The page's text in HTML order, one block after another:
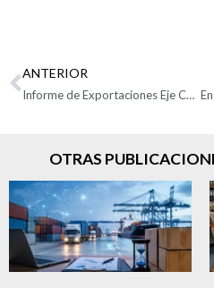
ANTERIOR
Informe de Exportaciones Eje Cafetero marzo de 2026
OTRAS